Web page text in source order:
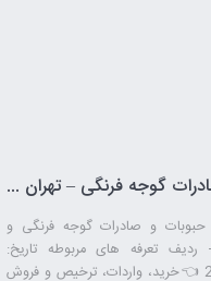
صادرات آخال حبوبات و صادرات گوجه فرنگی – تهران پیشرو – شرکت ترخیص کالا
حبوبات و صادرات گوجه فرنگی و
تعرفه های مربوطه تاریخ:
23/10/1397 شماره: 273587/60 👈خرید، واردات، ترخیص و فروش